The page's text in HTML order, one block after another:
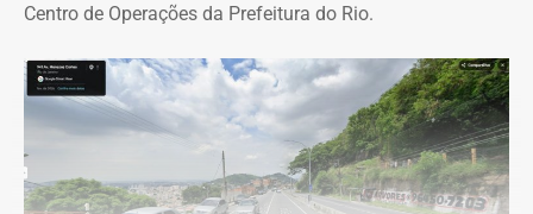
R$ 75 mil por profissional, sem que houvesse justificativa
Serviços pagos teriam reaproveitado
dados já existentes
Centro de Operações da Prefeitura do Rio.